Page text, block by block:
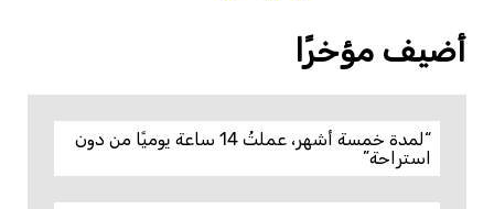
أضيف مؤخرًا
“لمدة خمسة أشهر، عملتُ 14 ساعة يوميًا من دون
استراحة”